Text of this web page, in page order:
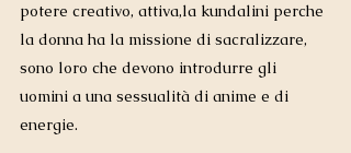
potere creativo, attiva,la kundalini perche
la donna ha la missione di sacralizzare,
sono loro che devono introdurre gli
uomini a una sessualità di anime e di
energie.